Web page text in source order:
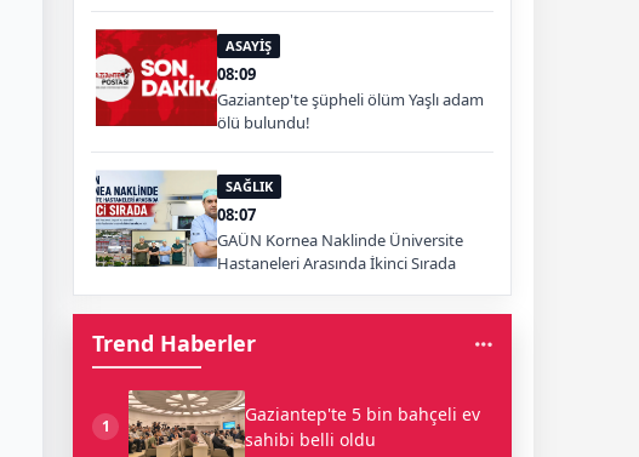
ASAYİŞ
08:09
Gaziantep'te şüpheli ölüm Yaşlı adam
ölü bulundu!
SAĞLIK
08:07
GAÜN Kornea Naklinde Üniversite
Hastaneleri Arasında İkinci Sırada
Trend Haberler
1
Gaziantep'te 5 bin bahçeli ev
sahibi belli oldu